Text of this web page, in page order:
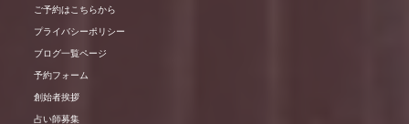
ご予約はこちらから
プライバシーポリシー
ブログ一覧ページ
予約フォーム
創始者挨拶
占い師募集